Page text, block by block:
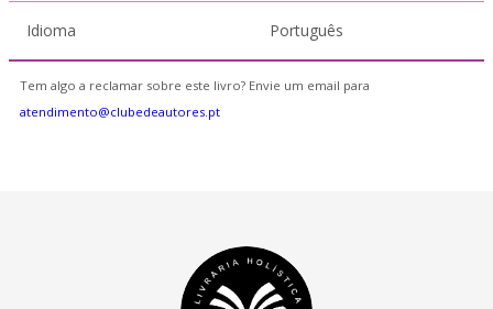
Idioma Português
Tem algo a reclamar sobre este livro? Envie um email para
atendimento@clubedeautores.pt